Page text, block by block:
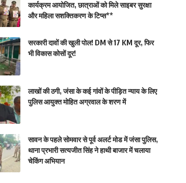
कार्यक्रम आयोजित, छात्राओं को मिले साइबर सुरक्षा
और महिला सशक्तिकरण के टिप्स**
सरकारी दावों की खुली पोल! DM से 17 KM दूर, फिर
भी विकास कोसों दूर!
लाखों की ठगी, जंसा के कई गांवों के पीड़ित न्याय के लिए
पुलिस आयुक्त मोहित अग्रवाल के शरण में
सावन के पहले सोमवार से पूर्व अलर्ट मोड में जंसा पुलिस,
थाना प्रभारी सत्यजीत सिंह ने हाथी बाजार में चलाया
चेकिंग अभियान